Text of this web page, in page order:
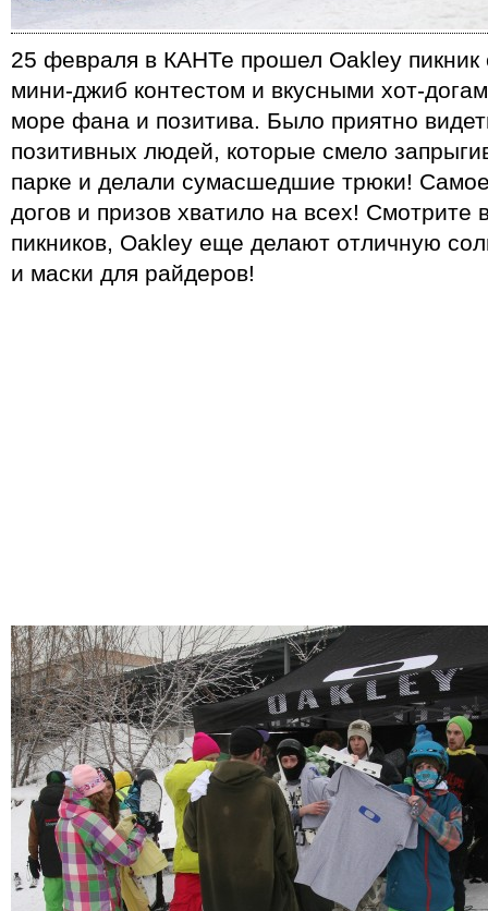
25 февраля в КАНТе прошел Oakley пикник
мини-джиб контестом и вкусными хот-
море фана и позитива. Было приятно
позитивных людей, которые смело
парке и делали сумасшедшие трюки!
догов и призов хватило на всех! Смотрите
пикников, Oakley еще делают отличную
и маски для райдеров!